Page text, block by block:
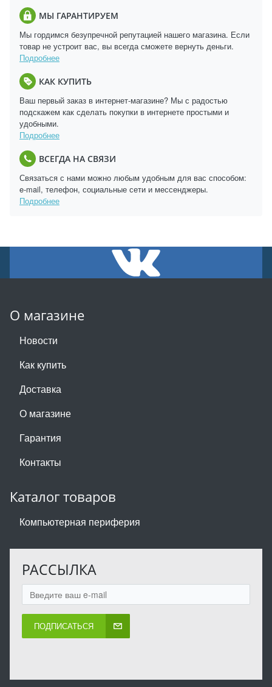
МЫ ГАРАНТИРУЕМ
Мы гордимся безупречной репутацией нашего магазина. Если
товар не устроит вас, вы всегда сможете вернуть деньги.
Подробнее
КАК КУПИТЬ
Ваш первый заказ в интернет-магазине? Мы с радостью
подскажем как сделать покупки в интернете простыми и
удобными.
Подробнее
ВСЕГДА НА СВЯЗИ
Связаться с нами можно любым удобным для вас способом:
e-mail, телефон, социальные сети и мессенджеры.
Подробнее
О магазине
Новости
Как купить
Доставка
О магазине
Гарантия
Контакты
Каталог товаров
Компьютерная периферия
РАССЫЛКА
ПОДПИСАТЬСЯ